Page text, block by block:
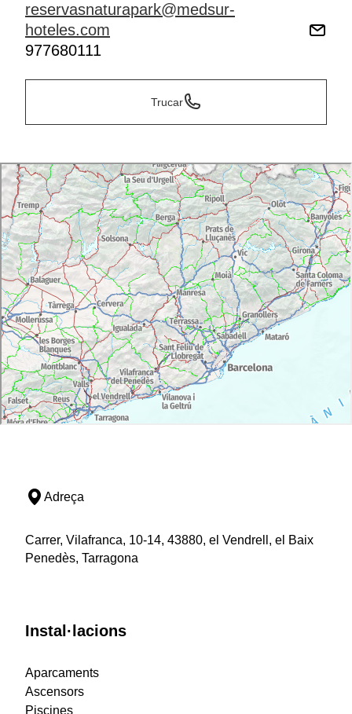
reservasnaturapark@medsur-
hoteles.com
977680111
Trucar
Adreça
Carrer, Vilafranca, 10-14, 43880, el Vendrell, el Baix
Penedès, Tarragona
Instal·lacions
Aparcaments
Ascensors
Piscines